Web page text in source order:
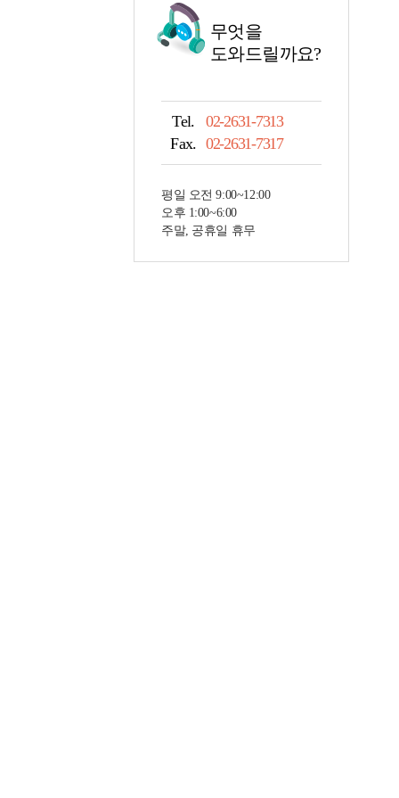
무엇을
도와드릴까요?
Tel.
02-2631-7313
Fax. 02-2631-7317
평일 오전 9:00~12:00
오후 1:00~6:00
주말, 공휴일 휴무